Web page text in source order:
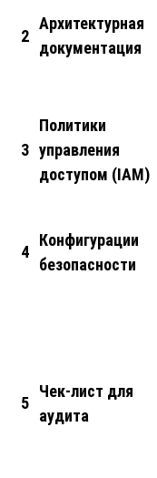
2
Архитектурная
документация
3
Политики
управления
доступом (IAM)
4
Конфигурации
безопасности
5
Чек-лист для
аудита